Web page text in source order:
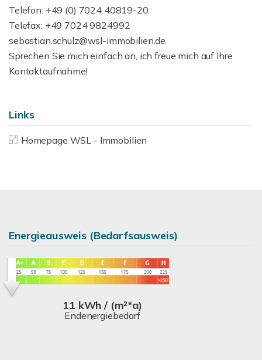
Telefon: +49 (0) 7024 40819-20
Telefax: +49 7024 9824992
sebastian.schulz@wsl-immobilien.de
Sprechen Sie mich einfach an, ich freue mich auf Ihre
Kontaktaufnahme!
Links
Homepage WSL - Immobilien
Energieausweis (Bedarfsausweis)
11 kWh / (m²*a)
Endenergiebedarf